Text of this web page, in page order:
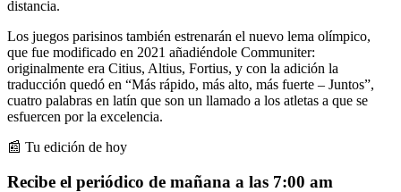
distancia.
Los juegos parisinos también estrenarán el nuevo lema olímpico,
que fue modificado en 2021 añadiéndole Communiter:
originalmente era Citius, Altius, Fortius, y con la adición la
traducción quedó en “Más rápido, más alto, más fuerte – Juntos”,
cuatro palabras en latín que son un llamado a los atletas a que se
esfuercen por la excelencia.
📰 Tu edición de hoy
Recibe el periódico de mañana a las 7:00 am